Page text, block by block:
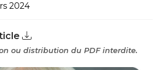
2024
ou distribution du PDF interdite.